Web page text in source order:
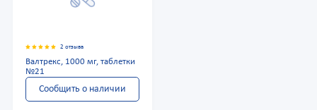
2 отзыва
Валтрекс, 1000 мг, таблетки
№21
Сообщить о наличии